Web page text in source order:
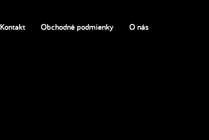
Kontakt Obchodné podmienky O nás